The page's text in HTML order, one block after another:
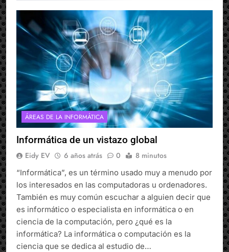
ÁREAS DE LA INFORMÁTICA
Informática de un vistazo global
Eidy EV 6 años atrás 0 8 minutos
“Informática”, es un término usado muy a menudo por
los interesados en las computadoras u ordenadores.
También es muy común escuchar a alguien decir que
es informático o especialista en informática o en
ciencia de la computación, pero ¿qué es la
informática? La informática o computación es la
ciencia que se dedica al estudio de…